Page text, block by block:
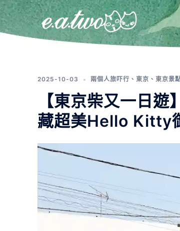
2025-10-03 兩個人旅吓行 、 東京 、 東京景
【東京柴又一日
藏超美Hello Kitty